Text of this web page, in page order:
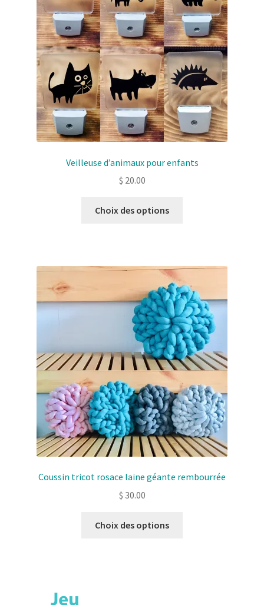
être
choisies
sur
la
page
de
produit
Veilleuse d’animaux pour enfants
$ 20.00
Choix des options
options
peuvent
être
choisies
sur
la
page
de
produit
Coussin tricot rosace laine géante rembourrée
$ 30.00
Choix des options